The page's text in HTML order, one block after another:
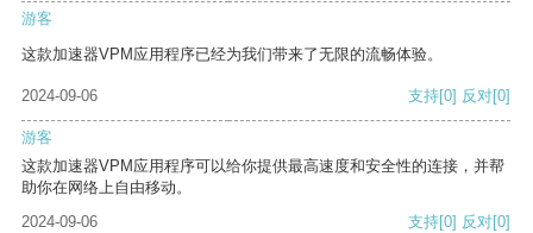
游客
这款加速器VPM应用程序已经为我们带来了无限的流畅体验。
2024-09-06 支持[0] 反对[0]
游客
这款加速器VPM应用程序可以给你提供最高速度和安全性的连接，并帮
助你在网络上自由移动。
2024-09-06
支持[0] 反对[0]